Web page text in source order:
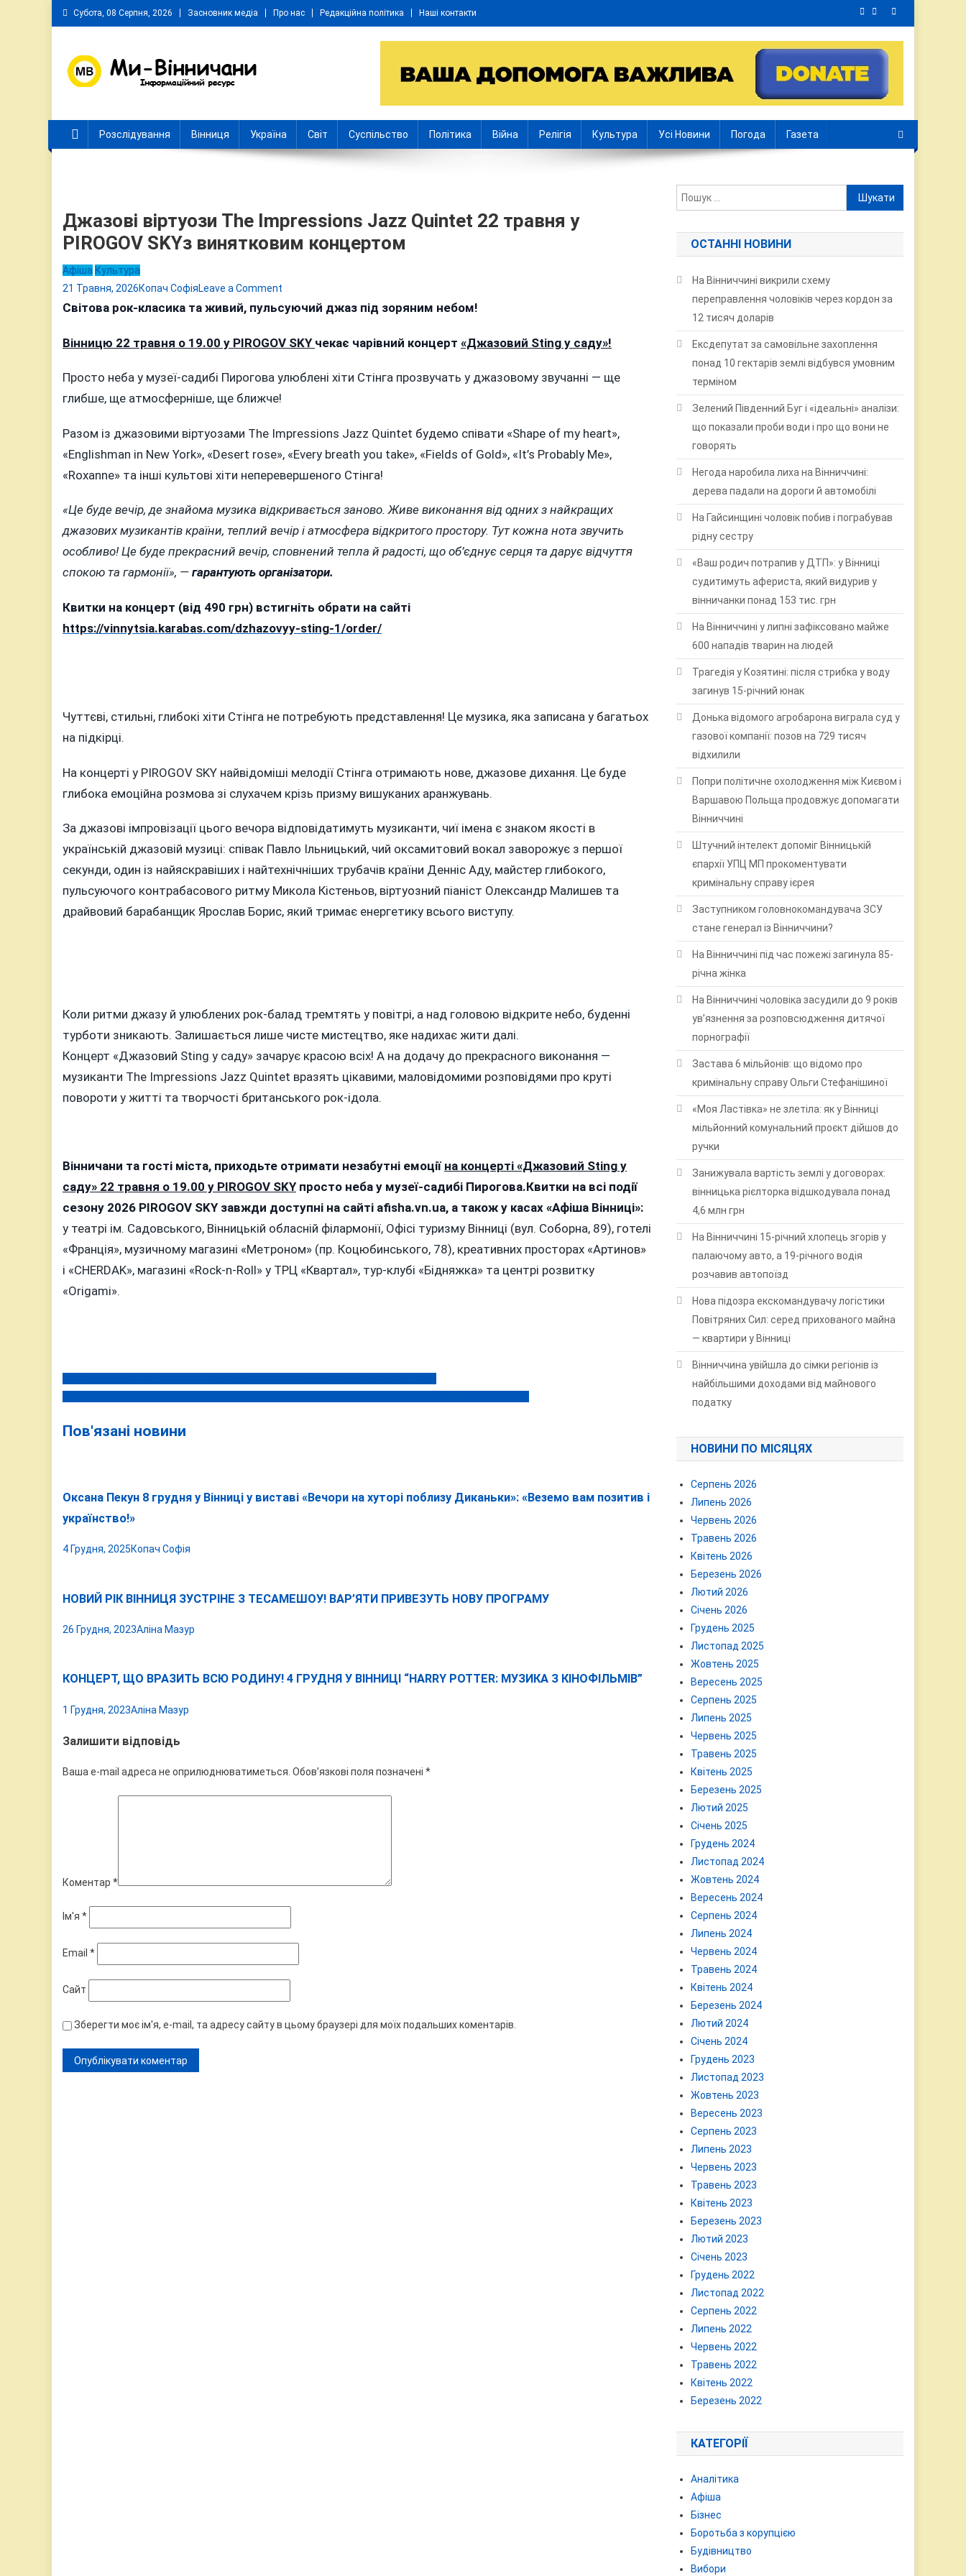
Skip
to
Субота, 08 Серпня, 2026 Засновник медіа Про нас Редакційна політика Наші контакти
Розслідування Вінниця Україна Світ Суспільство Політика Війна Релігія Культура Усі Новини Погода Газета
Джазові віртуози The Impressions Jazz Quintet 22 травня у
PIROGOV SKYз винятковим концертом
Афіша Культура
21 Травня, 2026Копач СофіяLeave a Comment
Джазові
The
Jazz
травня
SKYз
Світова рок-класика та живий, пульсуючий джаз під зоряним небом!
Вінницю 22 травня о 19.00 у PIROGOV SKY чекає чарівний концерт «Джазовий Sting у саду»!
Просто неба у музеї-садибі Пирогова улюблені хіти Стінга прозвучать у джазовому звучанні — ще
глибше, ще атмосферніше, ще ближче!
Разом із джазовими віртуозами The Impressions Jazz Quintet будемо співати «Shape of my heart»,
«Englishman in New York», «Desert rose», «Every breath you take», «Fields of Gold», «It’s Probably Me»,
«Roxanne» та інші культові хіти неперевершеного Стінга!
«Це буде вечір, де знайома музика відкривається заново. Живе виконання від одних з найкращих
джазових музикантів країни, теплий вечір і атмосфера відкритого простору. Тут кожна нота звучить
особливо! Це буде прекрасний вечір, сповнений тепла й радості, що об’єднує серця та дарує відчуття
спокою та гармонії», — гарантують організатори.
Квитки на концерт (від 490 грн) встигніть обрати на сайті
https://vinnytsia.karabas.com/dzhazovyy-sting-1/order/
Чуттєві, стильні, глибокі хіти Стінга не потребують представлення! Це музика, яка записана у багатьох
на підкірці.
На концерті у PIROGOV SKY найвідоміші мелодії Стінга отримають нове, джазове дихання. Це буде
глибока емоційна розмова зі слухачем крізь призму вишуканих аранжувань.
За джазові імпровізації цього вечора відповідатимуть музиканти, чиї імена є знаком якості в
українській джазовій музиці: співак Павло Ільницький, чий оксамитовий вокал заворожує з першої
секунди, один із найяскравіших і найтехнічніших трубачів країни Денніс Аду, майстер глибокого,
пульсуючого контрабасового ритму Микола Кістеньов, віртуозний піаніст Олександр Малишев та
драйвовий барабанщик Ярослав Борис, який тримає енергетику всього виступу.
Коли ритми джазу й улюблених рок-балад тремтять у повітрі, а над головою відкрите небо, буденні
турботи зникають. Залишається лише чисте мистецтво, яке надихає жити далі.
Концерт «Джазовий Sting у саду» зачарує красою всіх! А на додачу до прекрасного виконання —
музиканти The Impressions Jazz Quintet вразять цікавими, маловідомими розповідями про круті
повороти у житті та творчості британського рок-ідола.
Вінничани та гості міста, приходьте отримати незабутні емоції на концерті «Джазовий Sting у
саду» 22 травня о 19.00 у PIROGOV SKYпросто неба у музеї-садибі Пирогова.Квитки на всі події
сезону 2026 PIROGOV SKY завжди доступні на сайті afisha.vn.ua, а також у касах «Афіша Вінниці»:
у театрі ім. Садовського, Вінницькій обласній філармонії, Офісі туризму Вінниці (вул. Соборна, 89), готелі
«Франція», музичному магазині «Метроном» (пр. Коцюбинського, 78), креативних просторах «Артинов»
і «CHERDAK», магазині «Rock-n-Roll» у ТРЦ «Квартал», тур-клубі «Бідняжка» та центрі розвитку
«Origami».
Навігація
Пов'язані новини
Оксана Пекун 8 грудня у Вінниці у виставі «Вечори на хуторі поблизу Диканьки»: «Веземо вам позитив і
українство!»
4 Грудня, 2025Копач Софія
НОВИЙ РІК ВІННИЦЯ ЗУСТРІНЕ З ТЕСАМЕШОУ! ВАР’ЯТИ ПРИВЕЗУТЬ НОВУ ПРОГРАМУ
26 Грудня, 2023Аліна Мазур
КОНЦЕРТ, ЩО ВРАЗИТЬ ВСЮ РОДИНУ! 4 ГРУДНЯ У ВІННИЦІ “HARRY POTTER: МУЗИКА З КІНОФІЛЬМІВ”
1 Грудня, 2023Аліна Мазур
Залишити відповідь
Ваша e-mail адреса не оприлюднюватиметься. Обов’язкові поля позначені *
Коментар *
Ім'я *
Email *
Сайт
Зберегти моє ім'я, e-mail, та адресу сайту в цьому браузері для моїх подальших коментарів.
Пошук:
ОСТАННІ НОВИНИ
На Вінниччині викрили схему
переправлення чоловіків через кордон за
12 тисяч доларів
Ексдепутат за самовільне захоплення
понад 10 гектарів землі відбувся умовним
терміном
Зелений Південний Буг і «ідеальні» аналізи:
що показали проби води і про що вони не
говорять
Негода наробила лиха на Вінниччині:
дерева падали на дороги й автомобілі
На Гайсинщині чоловік побив і пограбував
рідну сестру
«Ваш родич потрапив у ДТП»: у Вінниці
судитимуть афериста, який видурив у
вінничанки понад 153 тис. грн
На Вінниччині у липні зафіксовано майже
600 нападів тварин на людей
Трагедія у Козятині: після стрибка у воду
загинув 15-річний юнак
Донька відомого агробарона виграла суд у
газової компанії: позов на 729 тисяч
відхилили
Попри політичне охолодження між Києвом і
Варшавою Польща продовжує допомагати
Вінниччині
Штучний інтелект допоміг Вінницькій
єпархії УПЦ МП прокоментувати
кримінальну справу ієрея
Заступником головнокомандувача ЗСУ
стане генерал із Вінниччини?
На Вінниччині під час пожежі загинула 85-
річна жінка
На Вінниччині чоловіка засудили до 9 років
ув’язнення за розповсюдження дитячої
порнографії
Застава 6 мільйонів: що відомо про
кримінальну справу Ольги Стефанішиної
«Моя Ластівка» не злетіла: як у Вінниці
мільйонний комунальний проєкт дійшов до
ручки
Занижувала вартість землі у договорах:
вінницька рієлторка відшкодувала понад
4,6 млн грн
На Вінниччині 15-річний хлопець згорів у
палаючому авто, а 19-річного водія
розчавив автопоїзд
Нова підозра екскомандувачу логістики
Повітряних Сил: серед прихованого майна
— квартири у Вінниці
Вінниччина увійшла до сімки регіонів із
найбільшими доходами від майнового
податку
НОВИНИ ПО МІСЯЦЯХ
Серпень 2026
Липень 2026
Червень 2026
Травень 2026
Квітень 2026
Березень 2026
Лютий 2026
Січень 2026
Грудень 2025
Листопад 2025
Жовтень 2025
Вересень 2025
Серпень 2025
Липень 2025
Червень 2025
Травень 2025
Квітень 2025
Березень 2025
Лютий 2025
Січень 2025
Грудень 2024
Листопад 2024
Жовтень 2024
Вересень 2024
Серпень 2024
Липень 2024
Червень 2024
Травень 2024
Квітень 2024
Березень 2024
Лютий 2024
Січень 2024
Грудень 2023
Листопад 2023
Жовтень 2023
Вересень 2023
Серпень 2023
Липень 2023
Червень 2023
Травень 2023
Квітень 2023
Березень 2023
Лютий 2023
Січень 2023
Грудень 2022
Листопад 2022
Серпень 2022
Липень 2022
Червень 2022
Травень 2022
Квітень 2022
Березень 2022
КАТЕГОРІЇ
Аналітика
Афіша
Бізнес
Боротьба з корупцією
Будівництво
Вибори